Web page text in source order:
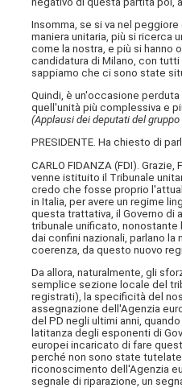
Insomma, se si va nel
maniera unitaria, più si ricerca
come la nostra, e più si hanno
candidatura di Milano, con
sappiamo che ci sono state
Quindi, è un'occasione
quell'unità più complessiva e
(Applausi dei deputati del gruppo
PRESIDENTE. Ha chiesto di
CARLO FIDANZA (FDI). Grazie,
venne istituito il Tribunale
credo che fosse proprio
in Italia, per avere un regime
questa trattativa, il Governo di
tribunale unificato, nonostante
dai confini nazionali, parlano
coerenza, da questo nuovo
Da allora, naturalmente, gli
semplice sezione locale del
registrati), la specificità del
assegnazione dell'Agenzia
del PD negli ultimi anni,
latitanza degli esponenti di
europei incaricato di fare
perché non sono state
riconoscimento dell'Agenzia
segnale di riparazione, un